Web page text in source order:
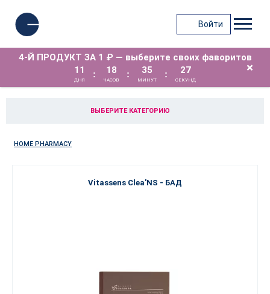
Войти
4-Й ПРОДУКТ ЗА 1 ₽ — выберите своих фаворитов
11
ДНЯ
: 18
ЧАСОВ
: 35
МИНУТ
: 27
СЕКУНД
×
ВЫБЕРИТЕ КАТЕГОРИЮ
HOME PHARMACY
Vitassens Clea'NS - БАД